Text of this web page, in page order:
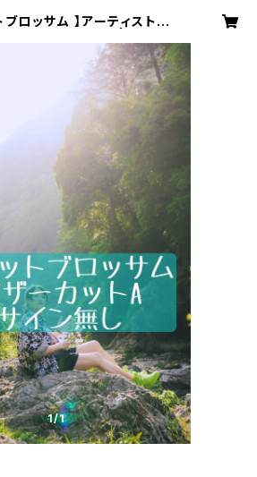
ブロッサム 】アーティスト写
OFFICIAL WE
1/1